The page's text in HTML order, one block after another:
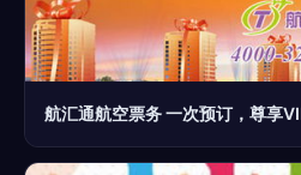
航汇通航空票务 一次预订，尊享